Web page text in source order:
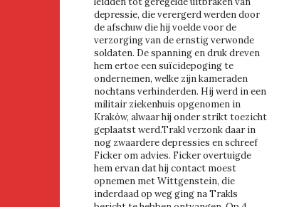
depressie, die verergerd werden door
de afschuw die hij voelde voor de
verzorging van de ernstig verwonde
soldaten. De spanning en druk dreven
hem ertoe een suïcidepoging te
ondernemen, welke zijn kameraden
nochtans verhinderden. Hij werd in een
militair ziekenhuis opgenomen in
Kraków, alwaar hij onder strikt toezicht
geplaatst werd.Trakl verzonk daar in
nog zwaardere depressies en schreef
Ficker om advies. Ficker overtuigde
hem ervan dat hij contact moest
opnemen met Wittgenstein, die
inderdaad op weg ging na Trakls